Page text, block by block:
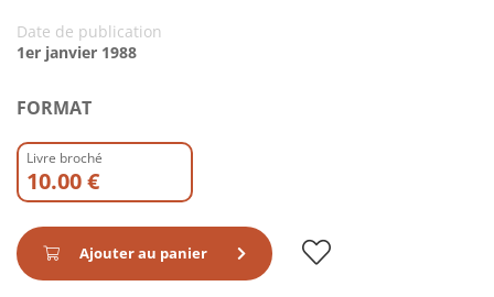
Date de publication
1er janvier 1988
FORMAT
Livre broché
10.00 €
Ajouter au panier